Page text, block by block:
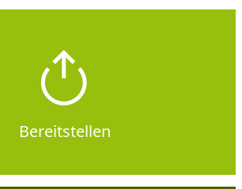
Bereitstellen